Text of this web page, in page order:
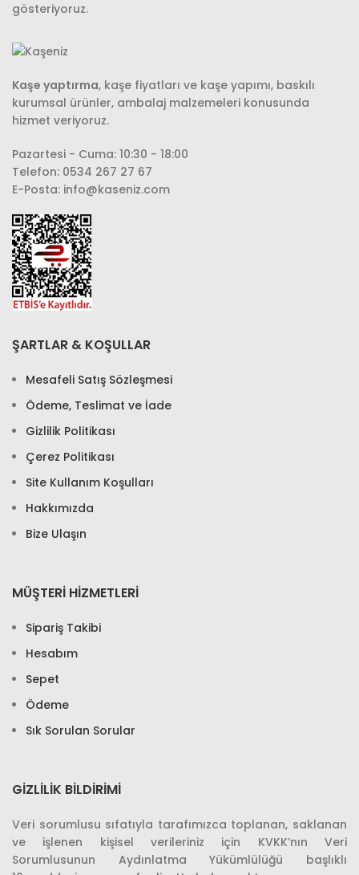
gösteriyoruz.
Kaşe yaptırma, kaşe fiyatları ve kaşe yapımı, baskılı
kurumsal ürünler, ambalaj malzemeleri konusunda
hizmet veriyoruz.
Pazartesi - Cuma: 10:30 - 18:00
Telefon: 0534 267 27 67
E-Posta: info@kaseniz.com
ŞARTLAR & KOŞULLAR
Mesafeli Satış Sözleşmesi
Ödeme, Teslimat ve İade
Gizlilik Politikası
Çerez Politikası
Site Kullanım Koşulları
Hakkımızda
Bize Ulaşın
MÜŞTERİ HİZMETLERİ
Sipariş Takibi
Hesabım
Sepet
Ödeme
Sık Sorulan Sorular
GIZLILIK BILDIRIMI
Veri sorumlusu sıfatıyla tarafımızca toplanan, saklanan
ve işlenen kişisel verileriniz için KVKK’nın Veri
Sorumlusunun Aydınlatma Yükümlülüğü başlıklı